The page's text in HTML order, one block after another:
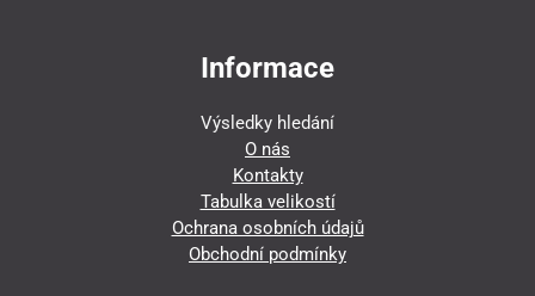
Informace
Výsledky hledání
O nás
Kontakty
Tabulka velikostí
Ochrana osobních údajů
Obchodní podmínky